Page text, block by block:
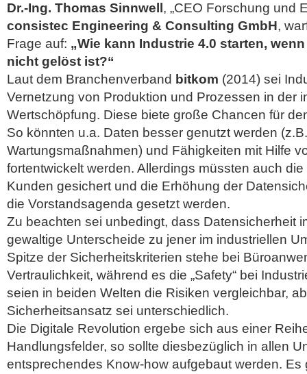
Dr.-Ing. Thomas Sinnwell , „CEO Forschung und
consistec Engineering & Consulting GmbH,
Frage auf: „Wie kann Industrie 4.0 starten,
nicht gelöst ist?“
Laut dem Branchenverband bitkom (2014) sei
Vernetzung von Produktion und Prozessen in der
Wertschöpfung. Diese biete große Chancen für
So könnten u.a. Daten besser genutzt werden
Wartungsmaßnahmen) und Fähigkeiten mit Hilfe
fortentwickelt werden. Allerdings müssten auch
Kunden gesichert und die Erhöhung der
die Vorstandsagenda gesetzt werden.
Zu beachten sei unbedingt, dass Datensicherheit
gewaltige Unterscheide zu jener im industriellen
Spitze der Sicherheitskriterien stehe bei
Vertraulichkeit, während es die „Safety“ bei
seien in beiden Welten die Risiken vergleichbar,
Sicherheitsansatz sei unterschiedlich.
Die Digitale Revolution ergebe sich aus einer
Handlungsfelder, so sollte diesbezüglich in allen
entsprechendes Know-how aufgebaut werden. Es